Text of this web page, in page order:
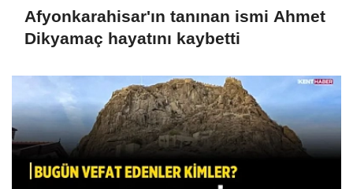
Afyonkarahisar'ın tanınan ismi Ahmet
Dikyamaç hayatını kaybetti